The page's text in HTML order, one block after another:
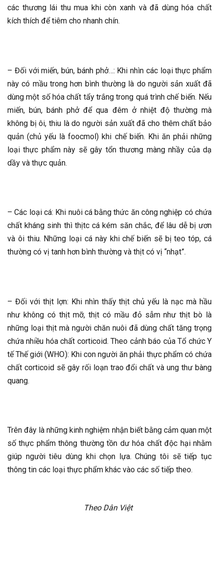
các thương lái thu mua khi còn xanh và đã dùng hóa chất
kích thích để tiêm cho nhanh chín.
– Đối với miến, bún, bánh phở…: Khi nhìn các loại thực phẩm
này có mầu trong hơn bình thường là do người sản xuất đã
dùng một số hóa chất tẩy trắng trong quá trình chế biến. Nếu
miến, bún, bánh phở để qua đêm ở nhiệt độ thường mà
không bị ôi, thiu là do người sản xuất đã cho thêm chất bảo
quản (chủ yếu là foocmol) khi chế biến. Khi ăn phải những
loại thực phẩm này sẽ gây tổn thương màng nhầy của dạ
dầy và thực quản.
– Các loại cá: Khi nuôi cá bằng thức ăn công nghiệp có chứa
chất kháng sinh thì thịtc cá kém săn chắc, để lâu dễ bị ươn
và ôi thiu. Những loại cá này khi chế biến sẽ bị teo tóp, cá
thường có vị tanh hơn bình thường và thịt có vị “nhạt”.
– Đối với thịt lợn: Khi nhìn thấy thịt chủ yếu là nạc mà hầu
như không có thịt mỡ, thịt có mầu đỏ sẫm như thịt bò là
những loại thịt mà người chăn nuôi đã dùng chất tăng trọng
chứa nhiều hóa chất corticoid. Theo cảnh báo của Tổ chức Y
tế Thế giới (WHO): Khi con người ăn phải thực phẩm có chứa
chất corticoid sẽ gây rối loạn trao đổi chất và ung thư bàng
quang.
Trên đây là những kinh nghiệm nhận biết bằng cảm quan một
số thực phẩm thông thường tồn dư hóa chất độc hại nhằm
giúp người tiêu dùng khi chọn lựa. Chúng tôi sẽ tiếp tục
thông tin các loại thực phẩm khác vào các số tiếp theo.
Theo Dân Việt